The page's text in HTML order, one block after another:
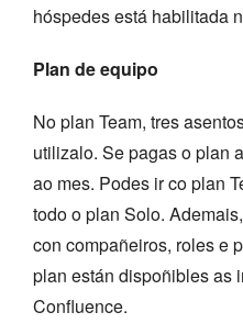
hóspedes está habilitada
Plan de equipo
No plan Team, tres
utilizalo. Se pagas o plan
ao mes. Podes ir co plan
todo o plan Solo.
con compañeiros, roles e
plan están dispoñibles as
Confluence.